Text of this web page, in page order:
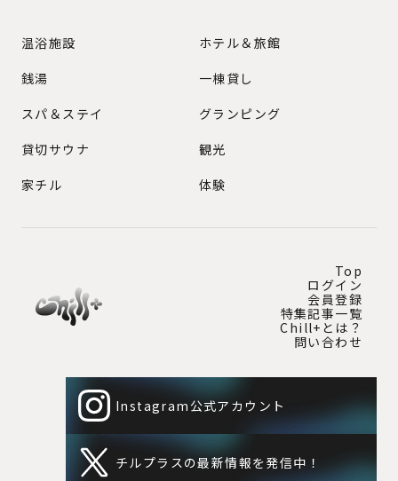
GENRE
温浴施設
銭湯
スパ＆ステイ
貸切サウナ
家チル
ホテル＆旅館
一棟貸し
グランピング
観光
体験
Top
ログイン
会員登録
特集記事一覧
Chill+とは？
問い合わせ
Instagram公式アカウント
チルプラスの最新情報を発信中！